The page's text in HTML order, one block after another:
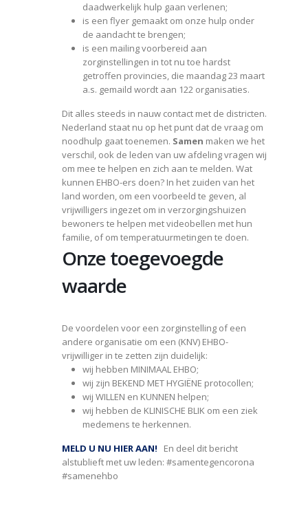
daadwerkelijk hulp gaan verlenen;
is een flyer gemaakt om onze hulp onder
de aandacht te brengen;
is een mailing voorbereid aan
zorginstellingen in tot nu toe hardst
getroffen provincies, die maandag 23 maart
a.s. gemaild wordt aan 122 organisaties.
Dit alles steeds in nauw contact met de districten.
Nederland staat nu op het punt dat de vraag om
noodhulp gaat toenemen. Samen maken we het
verschil, ook de leden van uw afdeling vragen wij
om mee te helpen en zich aan te melden. Wat
kunnen EHBO-ers doen? In het zuiden van het
land worden, om een voorbeeld te geven, al
vrijwilligers ingezet om in verzorgingshuizen
bewoners te helpen met videobellen met hun
familie, of om temperatuurmetingen te doen.
Onze toegevoegde
waarde
De voordelen voor een zorginstelling of een
andere organisatie om een (KNV) EHBO-
vrijwilliger in te zetten zijn duidelijk:
wij hebben MINIMAAL EHBO;
wij zijn BEKEND MET HYGIËNE protocollen;
wij WILLEN en KUNNEN helpen;
wij hebben de KLINISCHE BLIK om een ziek
medemens te herkennen.
MELD U NU HIER AAN! En deel dit bericht
alstublieft met uw leden: #samentegencorona
#samenehbo